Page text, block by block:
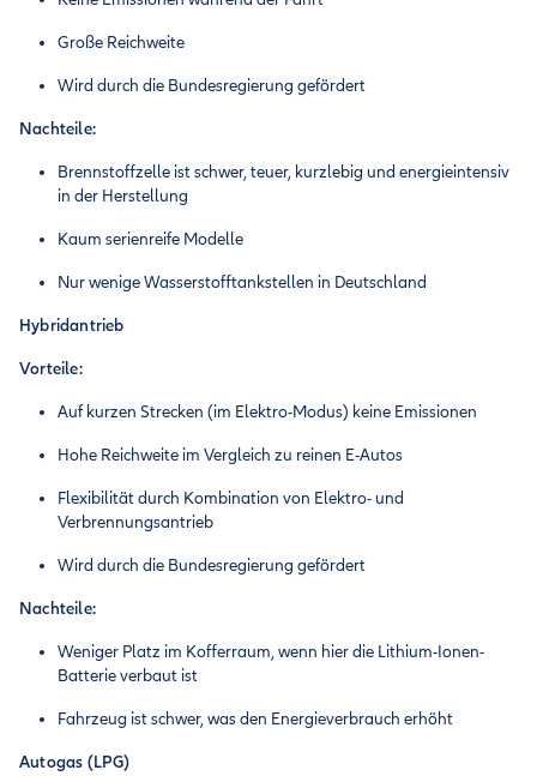
Große Reichweite
Wird durch die Bundesregierung gefördert
Nachteile:
Brennstoffzelle ist schwer, teuer, kurzlebig und energieintensiv
in der Herstellung
Kaum serienreife Modelle
Nur wenige Wasserstofftankstellen in Deutschland
Hybridantrieb
Vorteile:
Auf kurzen Strecken (im Elektro-Modus) keine Emissionen
Hohe Reichweite im Vergleich zu reinen E-Autos
Flexibilität durch Kombination von Elektro- und
Verbrennungsantrieb
Wird durch die Bundesregierung gefördert
Nachteile:
Weniger Platz im Kofferraum, wenn hier die Lithium-Ionen-
Batterie verbaut ist
Fahrzeug ist schwer, was den Energieverbrauch erhöht
Autogas (LPG)